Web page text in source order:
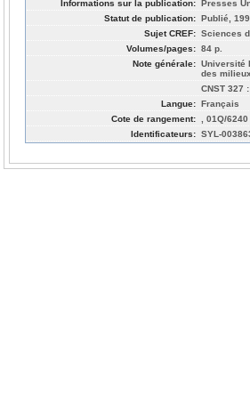
Informations sur la publication: Presses
Statut de publication: Publié,
Sujet CREF: Sciences
Volumes/pages: 84 p.
Note générale: Université
des
CNST 327
Langue: Français
Cote de rangement:
, 01Q/6240
Identificateurs: SYL-